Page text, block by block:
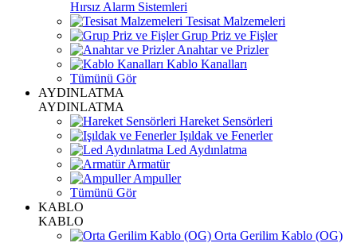
Hırsız Alarm Sistemleri
Tesisat Malzemeleri
Grup Priz ve Fişler
Anahtar ve Prizler
Kablo Kanalları
Tümünü Gör
AYDINLATMA
AYDINLATMA
Hareket Sensörleri
Işıldak ve Fenerler
Led Aydınlatma
Armatür
Ampuller
Tümünü Gör
KABLO
KABLO
Orta Gerilim Kablo (OG)